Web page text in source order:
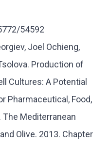
54592
Joel Ochieng,
Production of
Cultures: A Potential
Pharmaceutical, Food,
Mediterranean
Olive. 2013. Chapter